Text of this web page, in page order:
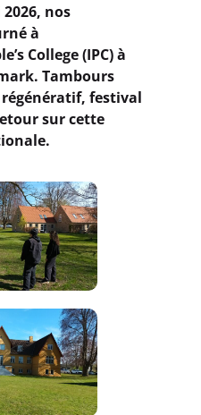
nos
à
College (IPC) à
Tambours
festival
sur cette